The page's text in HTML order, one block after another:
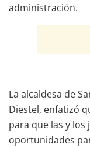
administración.
La alcaldesa de
Diestel, enfatizó
para que las y los
oportunidades